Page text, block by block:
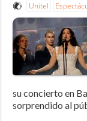
Unitel
su concierto en
sorprendido al